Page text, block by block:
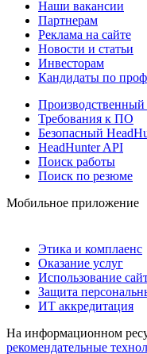
Наши вакансии
Партнерам
Реклама на сайте
Новости и статьи
Инвесторам
Кандидаты по
Производственный
Требования к ПО
Безопасный
HeadHunter API
Поиск работы
Поиск по резюме
Мобильное приложение
Этика и комплаенс
Оказание услуг
Использование
Защита
ИТ аккредитация
На информационном
рекомендательные